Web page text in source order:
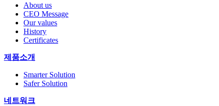
About us
CEO Message
Our values
History
Certificates
제품소개
Smarter Solution
Safer Solution
네트워크